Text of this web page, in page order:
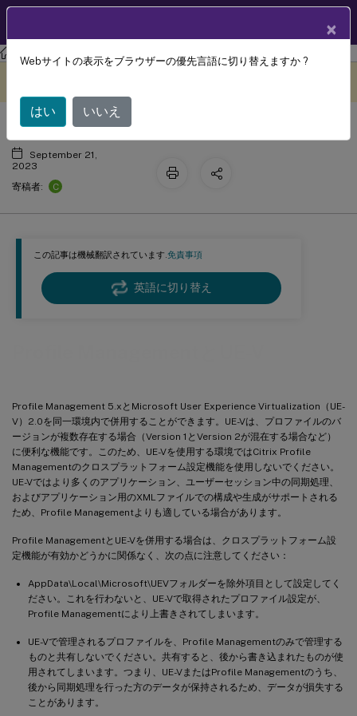
Profile Management Profile Management 2305
この記事は機械翻訳されています.免責事項
英語に切り替え
Profile Management 5.xとMicrosoft User Experience Virtualization（UE-
V）2.0を同一環境内で併用することができます。UE-Vは、プロファイルのバ
ージョンが複数存在する場合（Version 1とVersion 2が混在する場合など）
に便利な機能です。このため、UE-Vを使用する環境ではCitrix Profile
Managementのクロスプラットフォーム設定機能を使用しないでください。
UE-Vではより多くのアプリケーション、ユーザーセッション中の同期処理、
およびアプリケーション用のXMLファイルでの構成や生成がサポートされる
ため、Profile Managementよりも適している場合があります。
Profile ManagementとUE-Vを併用する場合は、クロスプラットフォーム設
定機能が有効かどうかに関係なく、次の点に注意してください：
AppData\Local\Microsoft\UEVフォルダーを除外項目として設定してく
ださい。これを行わないと、UE-Vで取得されたプロファイル設定が、
Profile Managementにより上書きされてしまいます。
UE-Vで管理されるプロファイルを、Profile Managementのみで管理する
ものと共有しないでください。共有すると、後から書き込まれたものが使
用されてしまいます。つまり、UE-VまたはProfile Managementのうち、
後から同期処理を行った方のデータが保持されるため、データが損失する
ことがあります。
Profile ManagementとUE-V
September 21,
2023
寄稿者:
C
×
Webサイトの表示をブラウザーの優先言語に切り替えますか ?
はい いいえ